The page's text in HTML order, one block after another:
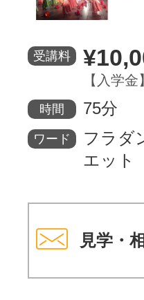
受講料
【入学
時間 75分
ワード
フラダ
エット
見学・